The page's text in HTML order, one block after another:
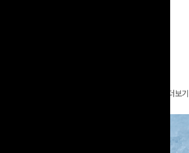
더보기